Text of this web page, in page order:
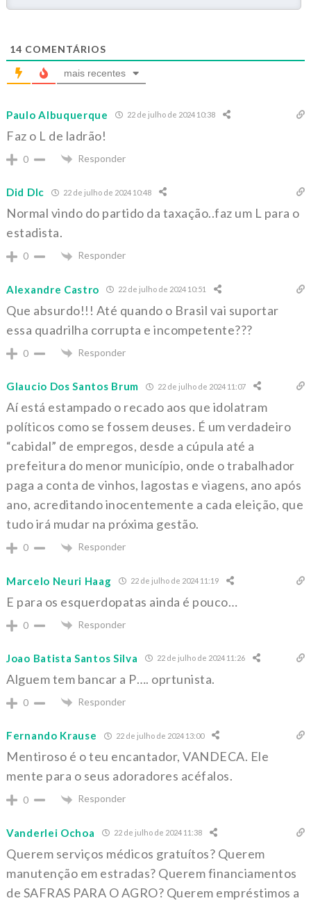
14 COMENTÁRIOS
mais recentes
Paulo Albuquerque 22 de julho de 2024 10:38
Faz o L de ladrão!
0 Responder
Did Dlc 22 de julho de 2024 10:48
Normal vindo do partido da taxação..faz um L para o
estadista.
0 Responder
Alexandre Castro 22 de julho de 2024 10:51
Que absurdo!!! Até quando o Brasil vai suportar
essa quadrilha corrupta e incompetente???
0 Responder
Glaucio Dos Santos Brum 22 de julho de 2024 11:07
Aí está estampado o recado aos que idolatram
políticos como se fossem deuses. É um verdadeiro
“cabidal” de empregos, desde a cúpula até a
prefeitura do menor município, onde o trabalhador
paga a conta de vinhos, lagostas e viagens, ano após
ano, acreditando inocentemente a cada eleição, que
tudo irá mudar na próxima gestão.
0 Responder
Marcelo Neuri Haag 22 de julho de 2024 11:19
E para os esquerdopatas ainda é pouco…
0 Responder
Joao Batista Santos Silva 22 de julho de 2024 11:26
Alguem tem bancar a P…. oprtunista.
0 Responder
Fernando Krause 22 de julho de 2024 13:00
Mentiroso é o teu encantador, VANDECA. Ele
mente para o seus adoradores acéfalos.
0 Responder
Vanderlei Ochoa 22 de julho de 2024 11:38
Querem serviços médicos gratuítos? Querem
manutenção em estradas? Querem financiamentos
de SAFRAS PARA O AGRO? Querem empréstimos a